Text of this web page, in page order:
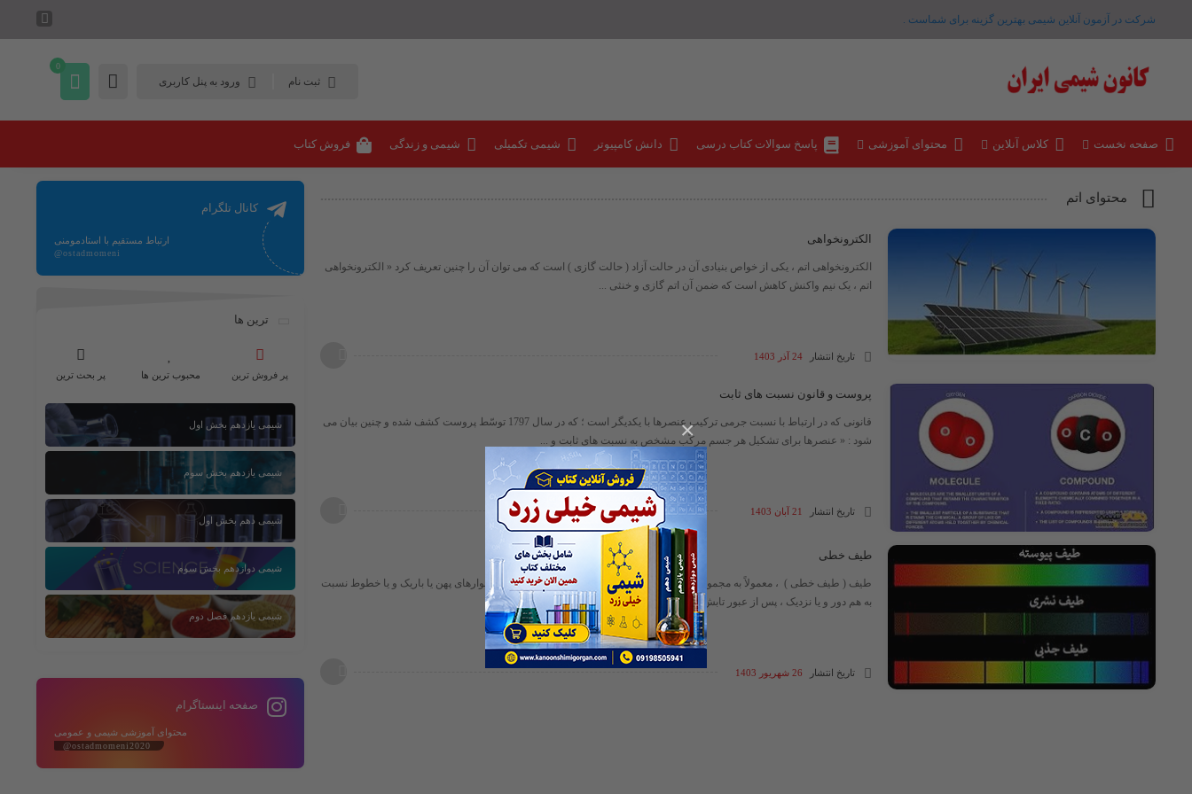
×
شرکت در آزمون آنلاین شیمی بهترین گزینه برای شماست .
ثبت نام ورود به پنل کاربری
0
صفحه نخست کلاس آنلاین محتوای آموزشی پاسخ سوالات کتاب درسی دانش کامپیوتر شیمی تکمیلی شیمی و زندگی فروش کتاب
محتوای اتم
الکترونخواهی
الکترونخواهی اتم ، یکی از خواص بنیادی آن در حالت آزاد ( حالت گازی ) است که می توان آن را چنین تعریف کرد « الکترونخواهی
اتم ، یک نیم واکنش کاهش است که ضمن آن اتم گازی و خنثی ...
تاریخ انتشار 24 آذر 1403
پروست و قانون نسبت های ثابت
قانونی که در ارتباط با نسبت جرمی ترکیب عنصرها با یکدیگر است ؛ که در سال 1797 توسّط پروست کشف شده و چنین بیان می
شود : « عنصرها برای تشکیل هر جسم مرکّب مشخص به نسبت های ثابت و ...
تاریخ انتشار 21 آبان 1403
طیف خطی
طیف ( طیف خطی ) ، معمولاً به مجموعه ای از نوارهای تکرنگ گفته می شود که به صورت نوارهای پهن یا باریک و یا خطوط نسبت
به هم دور و یا نزدیک ، پس از عبور تابش الکترومغناطیسی ( ...
تاریخ انتشار 26 شهریور 1403
کانال تلگرام
ارتباط مستقیم با استادمومنی
@ostadmomeni
ترین ها
پر فروش ترین محبوب ترین ها پر بحث ترین
شیمی یازدهم بخش اول
شیمی یازدهم بخش سوم
شیمی دهم بخش اول
شیمی دوازدهم بخش سوم
شیمی یازدهم فصل دوم
صفحه اینستاگرام
محتوای آموزشی شیمی و عمومی
@ostadmomeni2020